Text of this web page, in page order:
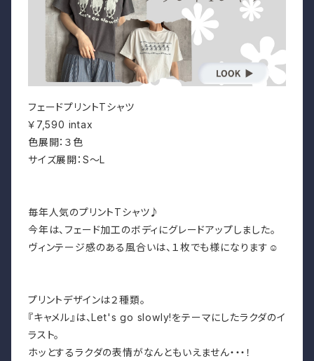
フェードプリントTシャツ
￥7,590 intax
色展開：３色
サイズ展開：S～L
毎年人気のプリントTシャツ♪
今年は、フェード加工のボディにグレードアップしました。
ヴィンテージ感のある風合いは、１枚でも様になります☺
プリントデザインは２種類。
『キャメル』は、Let's go slowly!をテーマにしたラクダのイ
ラスト。
ホッとするラクダの表情がなんともいえません・・・！